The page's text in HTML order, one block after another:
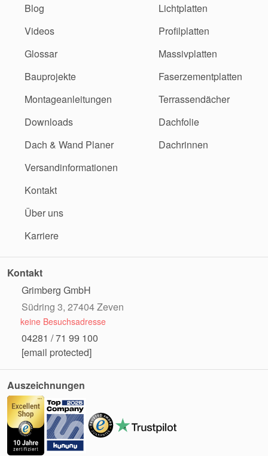
Blog
Videos
Glossar
Bauprojekte
Montageanleitungen
Downloads
Dach & Wand Planer
Versandinformationen
Kontakt
Über uns
Karriere
Lichtplatten
Profilplatten
Massivplatten
Faserzementplatten
Terrassendächer
Dachfolie
Dachrinnen
Kontakt
Grimberg GmbH
Südring 3, 27404 Zeven
keine Besuchsadresse
04281 / 71 99 100
[email protected]
Auszeichnungen